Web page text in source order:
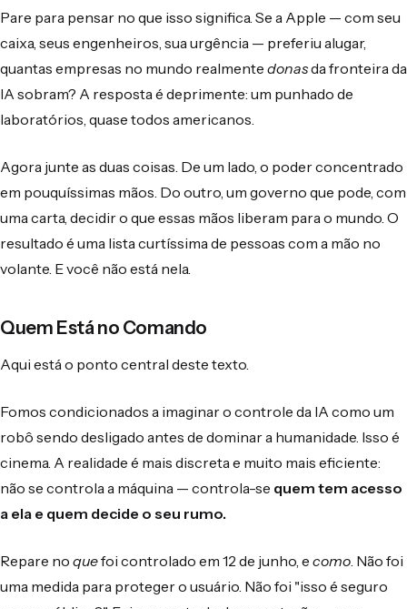
Pare para pensar no que isso significa. Se a Apple — com seu
caixa, seus engenheiros, sua urgência — preferiu alugar,
quantas empresas no mundo realmente donasda fronteira da
IA sobram? A resposta é deprimente: um punhado de
laboratórios, quase todos americanos.
Agora junte as duas coisas. De um lado, o poder concentrado
em pouquíssimas mãos. Do outro, um governo que pode, com
uma carta, decidir o que essas mãos liberam para o mundo. O
resultado é uma lista curtíssima de pessoas com a mão no
volante. E você não está nela.
Quem Está no Comando
Aqui está o ponto central deste texto.
Fomos condicionados a imaginar o controle da IA como um
robô sendo desligado antes de dominar a humanidade. Isso é
cinema. A realidade é mais discreta e muito mais eficiente:
não se controla a máquina — controla-se quem tem acesso
a ela e quem decide o seu rumo.
Repare no quefoi controlado em 12 de junho, e como. Não foi
uma medida para proteger o usuário. Não foi "isso é seguro